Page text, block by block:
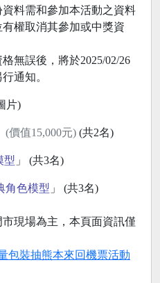
料需和參加本活動之資料
權取消其參加或中獎資
無誤後，將於2025/02/26
通知。
片)
(價值15,000元)(共2名)
型 」 (共3名)
角色模型 」 (共3名)
現場為主，本頁面資訊僅
包裝抽熊本來回機票活動